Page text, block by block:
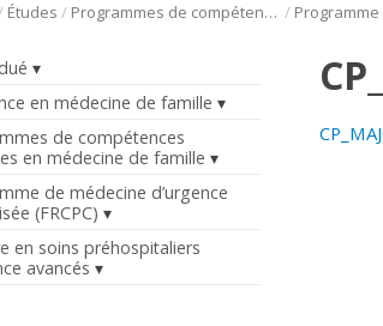
Études / Programmes de compétences avancées en médecine de famille /
en médecine de famille
de compétences
en médecine de famille
de médecine d’urgence
(FRCPC)
en soins préhospitaliers
avancés